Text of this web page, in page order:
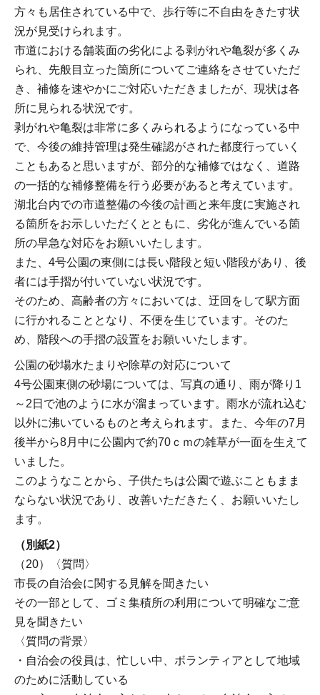
方々も居住されている中で、歩行等に不自由をきたす状
況が見受けられます。
市道における舗装面の劣化による剥がれや亀裂が多くみ
られ、先般目立った箇所についてご連絡をさせていただ
き、補修を速やかにご対応いただきましたが、現状は各
所に見られる状況です。
剥がれや亀裂は非常に多くみられるようになっている中
で、今後の維持管理は発生確認がされた都度行っていく
こともあると思いますが、部分的な補修ではなく、道路
の一括的な補修整備を行う必要があると考えています。
湖北台内での市道整備の今後の計画と来年度に実施され
る箇所をお示しいただくとともに、劣化が進んでいる箇
所の早急な対応をお願いいたします。
また、4号公園の東側には長い階段と短い階段があり、後
者には手摺が付いていない状況です。
そのため、高齢者の方々においては、迂回をして駅方面
に行かれることとなり、不便を生じています。そのた
め、階段への手摺の設置をお願いいたします。
公園の砂場水たまりや除草の対応について
4号公園東側の砂場については、写真の通り、雨が降り1
～2日で池のように水が溜まっています。雨水が流れ込む
以外に沸いているものと考えられます。また、今年の7月
後半から8月中に公園内で約70ｃｍの雑草が一面を生えて
いました。
このようなことから、子供たちは公園で遊ぶこともまま
ならない状況であり、改善いただきたく、お願いいたし
ます。
（別紙2）
（20）〈質問〉
市長の自治会に関する見解を聞きたい
その一部として、ゴミ集積所の利用について明確なご意
見を聞きたい
〈質問の背景〉
・自治会の役員は、忙しい中、ボランティアとして地域
のために活動している